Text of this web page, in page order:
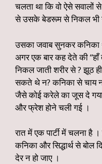
चलता था कि वो ऐसे सवालों
से उसके बेडरूम से निकल भी
उसका जवाब सुनकर कनिका
अगर एक बार कह देते की “हाँ
निकल जाती शरीर से ? झूठ
सकते थे न? कनिका से चाय
जैसे कोई करेले का जूस दे
और फ्रेश होने चली गई ।
रात में एक पार्टी में चलना है
कनिका और सिद्धार्थ से बोल
देर न हो जाए ।